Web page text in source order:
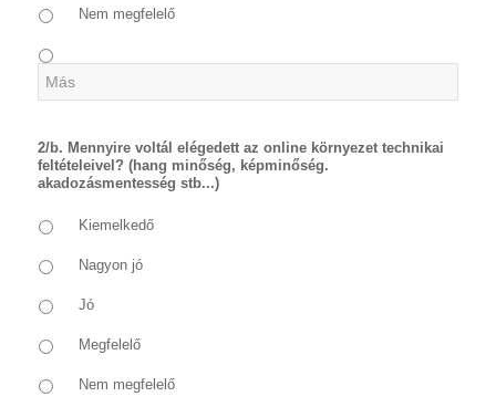
Nem megfelelő
2/b. Mennyire voltál elégedett az online környezet technikai
feltételeivel? (hang minőség, képminőség.
akadozásmentesség stb...)
Kiemelkedő
Nagyon jó
Jó
Megfelelő
Nem megfelelő